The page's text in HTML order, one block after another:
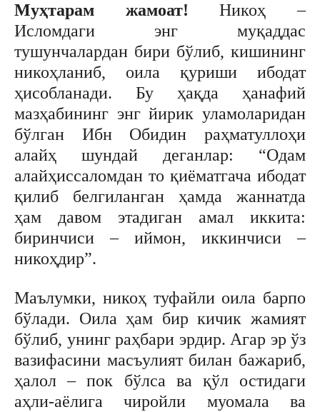
Муҳтарам жамоат!Никоҳ –
Исломдаги энг муқаддас
тушунчалардан бири бўлиб, кишининг
никоҳланиб, оила қуриши ибодат
ҳисобланади. Бу ҳақда ҳанафий
мазҳабининг энг йирик уламоларидан
бўлган Ибн Обидин раҳматуллоҳи
алайҳ шундай деганлар: “Одам
алайҳиссаломдан то қиёматгача ибодат
қилиб белгиланган ҳамда жаннатда
ҳам давом этадиган амал иккита:
биринчиси – иймон, иккинчиси –
никоҳдир”.
Маълумки, никоҳ туфайли оила барпо
бўлади. Оила ҳам бир кичик жамият
бўлиб, унинг раҳбари эрдир. Агар эр ўз
вазифасини масъулият билан бажариб,
ҳалол – пок бўлса ва қўл остидаги
аҳли-аёлига чиройли муомала ва